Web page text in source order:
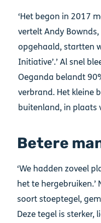
‘Het begon in 2017
vertelt Andy
opgehaald, startten
Initiative’.’ Al snel
Oeganda belandt
verbrand. Het kleine
buitenland, in plaats
Betere
‘We hadden zoveel
het te
soort stoeptegel,
Deze tegel is sterker,